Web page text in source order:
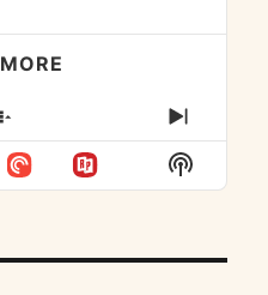
SHOW
EPISODES
LIST
NEXT
Show
Podcast